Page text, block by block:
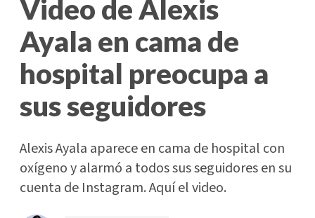
Video de Alexis
Ayala en cama de
hospital preocupa a
sus seguidores
Alexis Ayala aparece en cama de hospital con
oxígeno y alarmó a todos sus seguidores en su
cuenta de Instagram. Aquí el video.